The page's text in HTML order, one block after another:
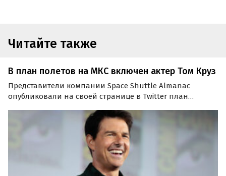
Читайте также
В план полетов на МКС включен актер Том Круз
Представители компании Space Shuttle Almanac
опубликовали на своей странице в Twitter план
путешествие актера Тома Круза и режиссера Дага
Лаймана.